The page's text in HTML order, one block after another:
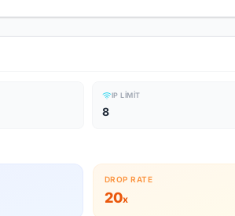
IP LIMIT
8
DROP RATE
20x